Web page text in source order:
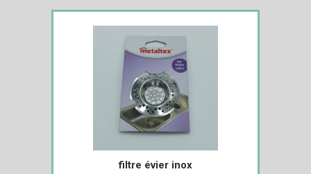
filtre évier inox